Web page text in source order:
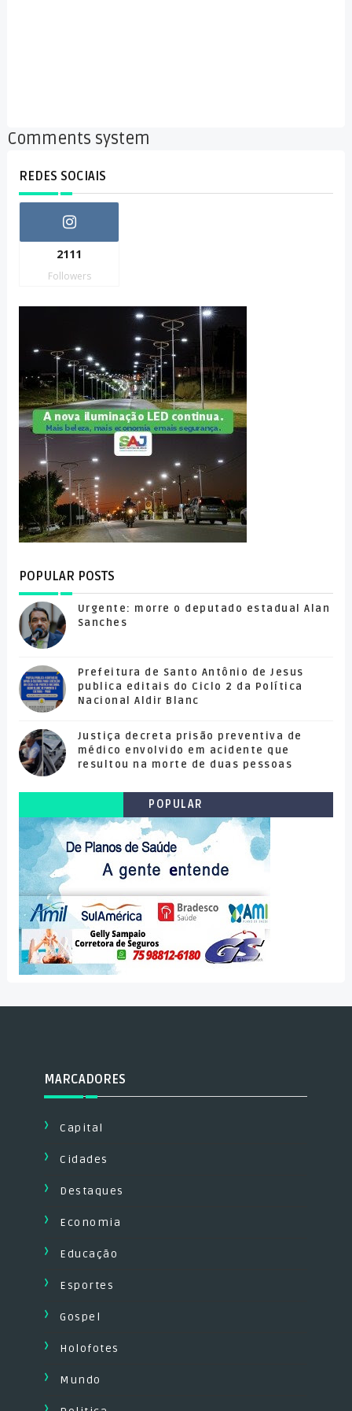
Comments system
REDES SOCIAIS
2111
Followers
POPULAR POSTS
Urgente: morre o deputado estadual Alan
Sanches
Prefeitura de Santo Antônio de Jesus
publica editais do Ciclo 2 da Política
Nacional Aldir Blanc
Justiça decreta prisão preventiva de
médico envolvido em acidente que
resultou na morte de duas pessoas
POPULAR
MARCADORES
Capital
Cidades
Destaques
Economia
Educação
Esportes
Gospel
Holofotes
Mundo